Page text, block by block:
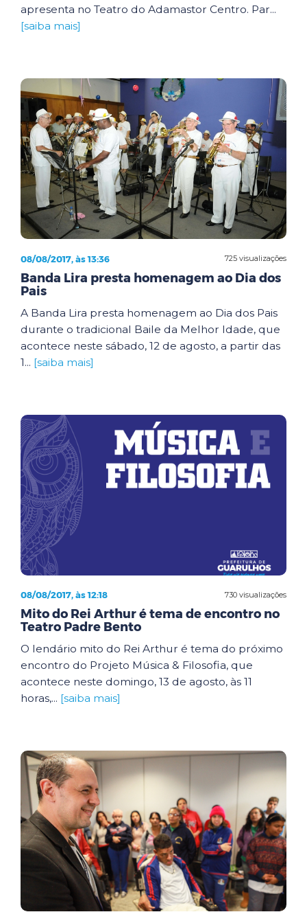
apresenta no Teatro do Adamastor Centro. Par...
[saiba mais]
725 visualizações
08/08/2017, às 13:36
Banda Lira presta homenagem ao Dia dos
Pais
A Banda Lira presta homenagem ao Dia dos Pais
durante o tradicional Baile da Melhor Idade, que
acontece neste sábado, 12 de agosto, a partir das
1... [saiba mais]
730 visualizações
08/08/2017, às 12:18
Mito do Rei Arthur é tema de encontro no
Teatro Padre Bento
O lendário mito do Rei Arthur é tema do próximo
encontro do Projeto Música & Filosofia, que
acontece neste domingo, 13 de agosto, às 11
horas,... [saiba mais]